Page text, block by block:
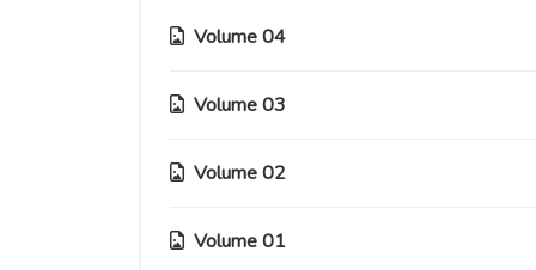
Volume 04
Capitolo 16
Capitolo 15
Capitolo 14
Volume 03
Capitolo 12
Capitolo 11
Volume 02
Capitolo 08
Volume 01